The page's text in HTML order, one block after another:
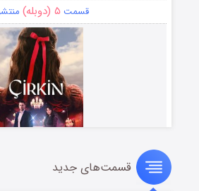
قسمت ۵ (دوبله)
سریال زشتقسمت‌های جدید